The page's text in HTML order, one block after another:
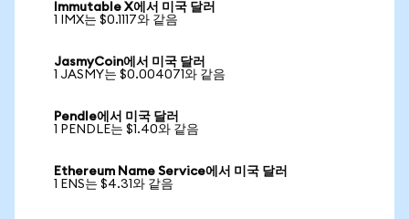
Immutable X에서 미국 달러
1 IMX는 $0.1117와 같음
JasmyCoin에서 미국 달러
1 JASMY는 $0.004071와 같음
Pendle에서 미국 달러
1 PENDLE는 $1.40와 같음
Ethereum Name Service에서 미국 달러
1 ENS는 $4.31와 같음